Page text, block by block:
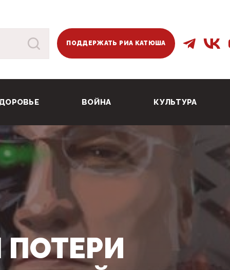
ПОДДЕРЖАТЬ РИА КАТЮША
ВОЙНА КУЛЬТУРА
ПОТЕРИ